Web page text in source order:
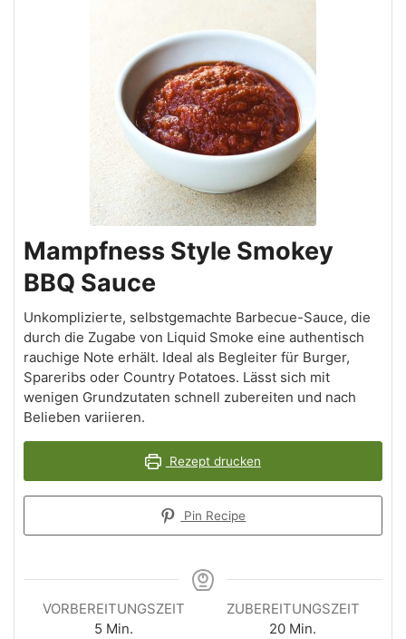
Mampfness Style Smokey
BBQ Sauce
Unkomplizierte, selbstgemachte Barbecue-Sauce, die
durch die Zugabe von Liquid Smoke eine authentisch
rauchige Note erhält. Ideal als Begleiter für Burger,
Spareribs oder Country Potatoes. Lässt sich mit
wenigen Grundzutaten schnell zubereiten und nach
Belieben variieren.
Rezept drucken
Pin Recipe
VORBEREITUNGSZEIT
5Minuten
Min.
ZUBEREITUNGSZEIT
20Minuten
Min.